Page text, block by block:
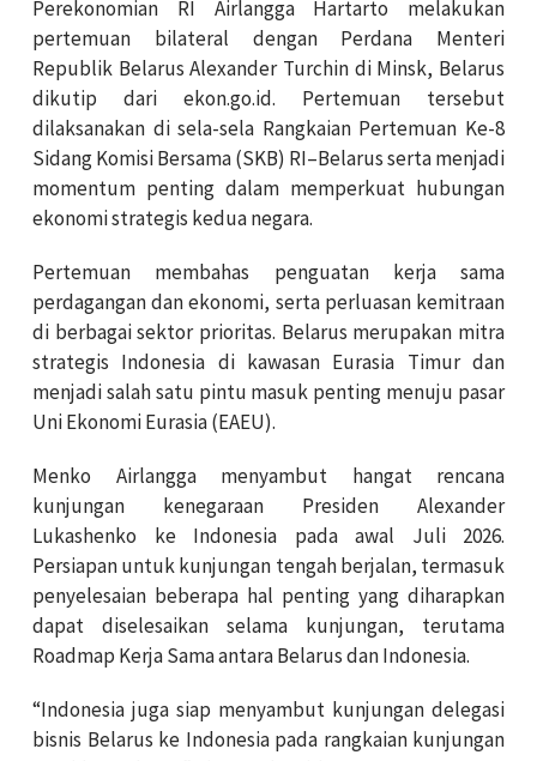
Perekonomian RI Airlangga Hartarto melakukan
pertemuan bilateral dengan Perdana Menteri
Republik Belarus Alexander Turchin di Minsk, Belarus
dikutip dari ekon.go.id. Pertemuan tersebut
dilaksanakan di sela-sela Rangkaian Pertemuan Ke-8
Sidang Komisi Bersama (SKB) RI–Belarus serta menjadi
momentum penting dalam memperkuat hubungan
ekonomi strategis kedua negara.
Pertemuan membahas penguatan kerja sama
perdagangan dan ekonomi, serta perluasan kemitraan
di berbagai sektor prioritas. Belarus merupakan mitra
strategis Indonesia di kawasan Eurasia Timur dan
menjadi salah satu pintu masuk penting menuju pasar
Uni Ekonomi Eurasia (EAEU).
Menko Airlangga menyambut hangat rencana
kunjungan kenegaraan Presiden Alexander
Lukashenko ke Indonesia pada awal Juli 2026.
Persiapan untuk kunjungan tengah berjalan, termasuk
penyelesaian beberapa hal penting yang diharapkan
dapat diselesaikan selama kunjungan, terutama
Roadmap Kerja Sama antara Belarus dan Indonesia.
“Indonesia juga siap menyambut kunjungan delegasi
bisnis Belarus ke Indonesia pada rangkaian kunjungan